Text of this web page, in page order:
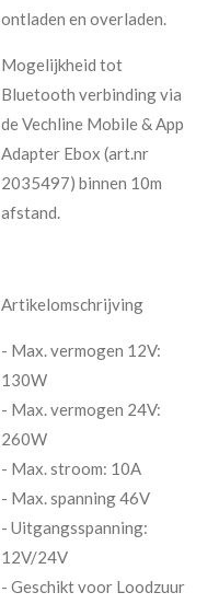
ontladen en overladen.
Mogelijkheid tot
Bluetooth verbinding via
de Vechline Mobile & App
Adapter Ebox (art.nr
2035497) binnen 10m
afstand.
Artikelomschrijving
- Max. vermogen 12V:
130W
- Max. vermogen 24V:
260W
- Max. stroom: 10A
- Max. spanning 46V
- Uitgangsspanning:
12V/24V
- Geschikt voor Loodzuur